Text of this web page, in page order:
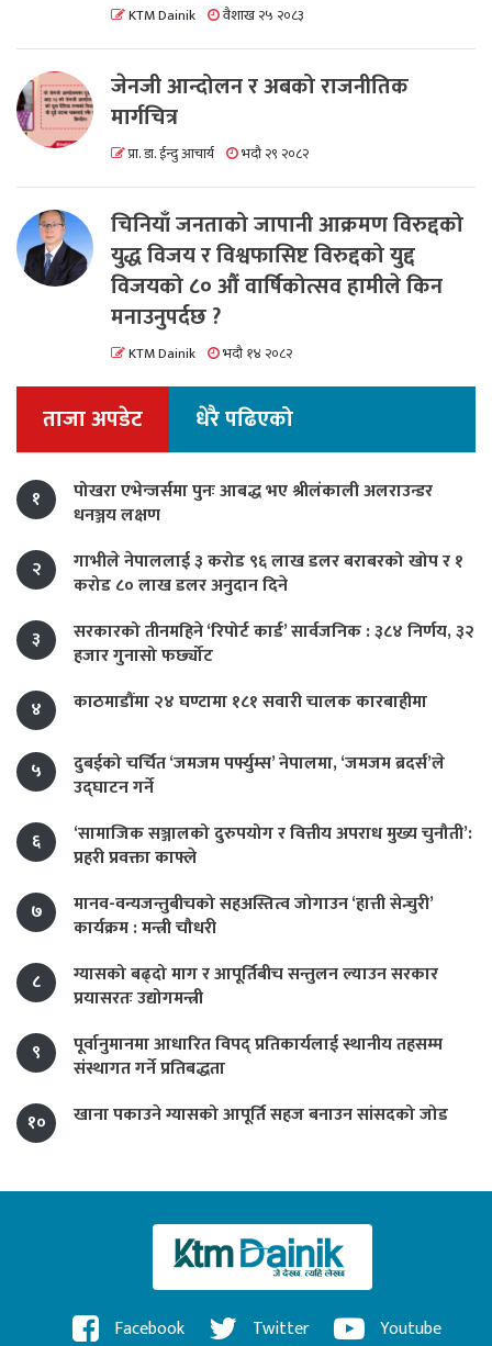
KTM Dainik वैशाख २५ २०८३
जेनजी आन्दोलन र अबको राजनीतिक
मार्गचित्र
प्रा. डा. ईन्दु आचार्य भदौ २९ २०८२
चिनियाँ जनताको जापानी आक्रमण विरुद्दको
युद्ध विजय र विश्वफासिष्ट विरुद्दको युद्द
विजयको ८० औं वार्षिकोत्सव हामीले किन
मनाउनुपर्दछ ?
KTM Dainik भदौ १४ २०८२
ताजा अपडेट धेरै पढिएको
१
पोखरा एभेन्जर्समा पुनः आबद्ध भए श्रीलंकाली अलराउन्डर
धनञ्जय लक्षण
२
गाभीले नेपाललाई ३ करोड ९६ लाख डलर बराबरको खोप र १
करोड ८० लाख डलर अनुदान दिने
३
सरकारको तीनमहिने ‘रिपोर्ट कार्ड’ सार्वजनिक : ३८४ निर्णय, ३२
हजार गुनासो फर्छ्योट
४
काठमाडौंमा २४ घण्टामा १८१ सवारी चालक कारबाहीमा
५
दुबईको चर्चित ‘जमजम पर्फ्युम्स’ नेपालमा, ‘जमजम ब्रदर्स’ले
उद्घाटन गर्ने
६
‘सामाजिक सञ्जालको दुरुपयोग र वित्तीय अपराध मुख्य चुनौती’:
प्रहरी प्रवक्ता काफ्ले
७
मानव-वन्यजन्तुबीचको सहअस्तित्व जोगाउन ‘हात्ती सेन्चुरी’
कार्यक्रम : मन्त्री चौधरी
८
ग्यासको बढ्दो माग र आपूर्तिबीच सन्तुलन ल्याउन सरकार
प्रयासरतः उद्योगमन्त्री
९
पूर्वानुमानमा आधारित विपद् प्रतिकार्यलाई स्थानीय तहसम्म
संस्थागत गर्ने प्रतिबद्धता
१०
खाना पकाउने ग्यासको आपूर्ति सहज बनाउन सांसदको जोड
Facebook Twitter Youtube